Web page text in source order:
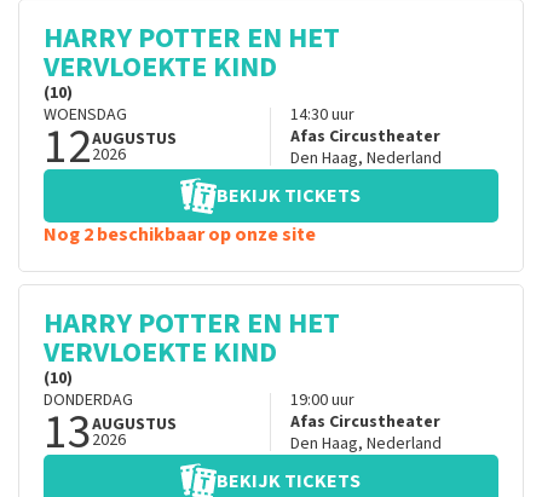
HARRY POTTER EN HET
VERVLOEKTE KIND
(10)
WOENSDAG
12AUGUSTUS
2026
14:30uur
Afas Circustheater
Den Haag, Nederland
BEKIJK TICKETS
Nog 2 beschikbaar op onze site
HARRY POTTER EN HET
VERVLOEKTE KIND
(10)
DONDERDAG
13AUGUSTUS
2026
19:00uur
Afas Circustheater
Den Haag, Nederland
BEKIJK TICKETS